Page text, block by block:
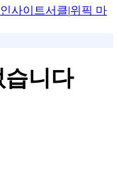
사이트서클|위픽 마
습니다